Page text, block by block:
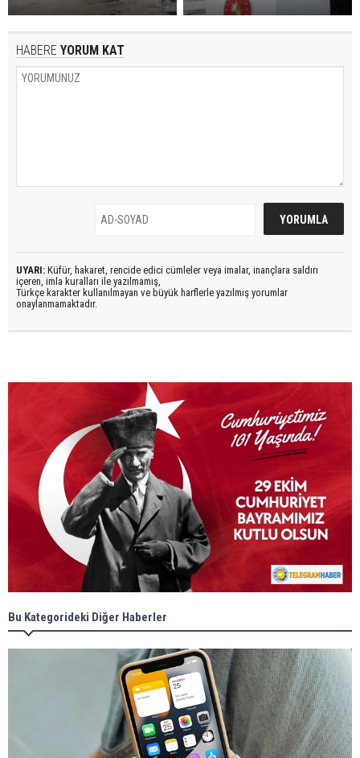
HABERE YORUM KAT
UYARI: Küfür, hakaret, rencide edici cümleler veya imalar, inançlara saldırı
içeren, imla kuralları ile yazılmamış,
Türkçe karakter kullanılmayan ve büyük harflerle yazılmış yorumlar
onaylanmamaktadır.
Bu Kategorideki Diğer Haberler